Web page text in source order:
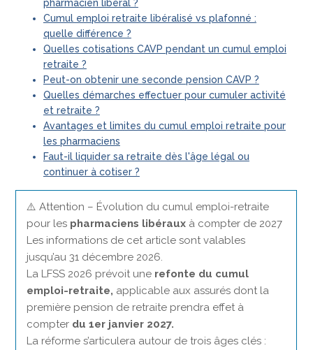
pharmacien libéral ?
Cumul emploi retraite libéralisé vs plafonné :
quelle différence ?
Quelles cotisations CAVP pendant un cumul emploi
retraite ?
Peut-on obtenir une seconde pension CAVP ?
Quelles démarches effectuer pour cumuler activité
et retraite ?
Avantages et limites du cumul emploi retraite pour
les pharmaciens
Faut-il liquider sa retraite dès l'âge légal ou
continuer à cotiser ?
⚠️ Attention – Évolution du cumul emploi-retraite
pour les pharmaciens libéraux à compter de 2027
Les informations de cet article sont valables
jusqu’au 31 décembre 2026.
La LFSS 2026 prévoit une refonte du cumul
emploi-retraite, applicable aux assurés dont la
première pension de retraite prendra effet à
compter du 1er janvier 2027.
La réforme s’articulera autour de trois âges clés :